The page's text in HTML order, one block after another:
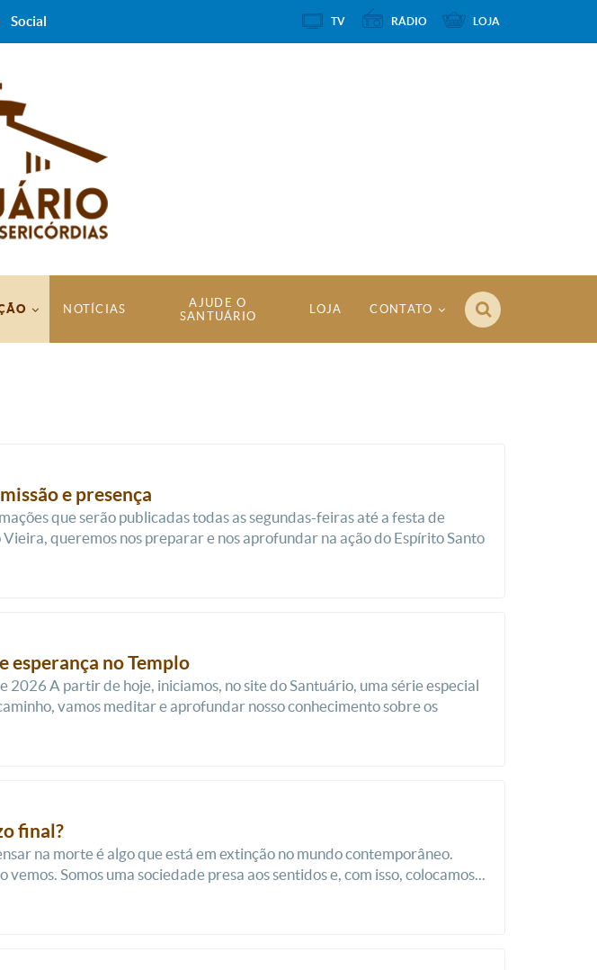
NOTÍCIAS
AJUDE O
SANTUÁRIO
LOJA CONTATO
e presença
que serão publicadas todas as segundas-feiras até a festa de
queremos nos preparar e nos aprofundar na ação do Espírito Santo
esperança no Templo
2026 A partir de hoje, iniciamos, no site do Santuário, uma série especial
vamos meditar e aprofundar nosso conhecimento sobre os
final?
na morte é algo que está em extinção no mundo contemporâneo.
vemos. Somos uma sociedade presa aos sentidos e, com isso, colocamos...
Social TV RÁDIO LOJA